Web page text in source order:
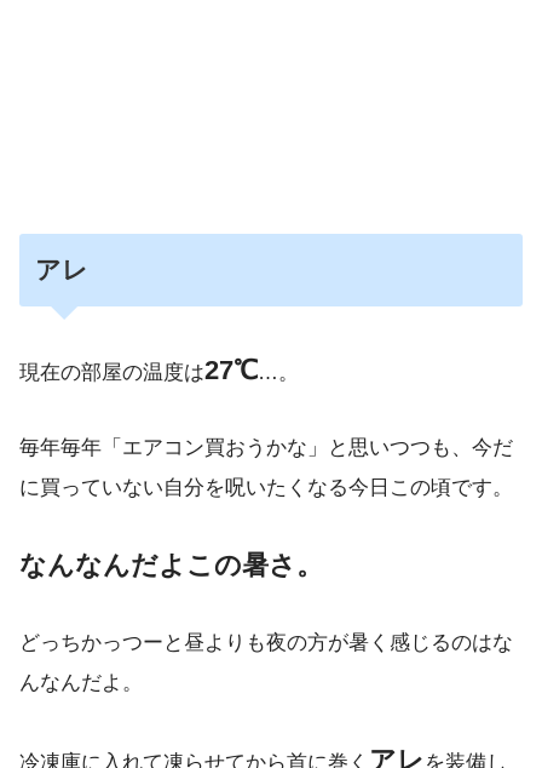
アレ
現在の部屋の温度は27℃…。
毎年毎年「エアコン買おうかな」と思いつつも、今だ
に買っていない自分を呪いたくなる今日この頃です。
なんなんだよこの暑さ。
どっちかっつーと昼よりも夜の方が暑く感じるのはな
んなんだよ。
冷凍庫に入れて凍らせてから首に巻く アレ を装備し